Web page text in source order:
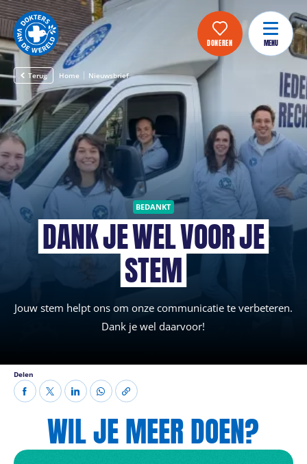
DONEREN MENU
Terug Home Nieuwsbrief
BEDANKT
DANKJEWELVOORJE
STEM
Jouw stem helpt ons om onze communicatie te verbeteren.
Dank je wel daarvoor!
Delen
WIL JE MEER DOEN?